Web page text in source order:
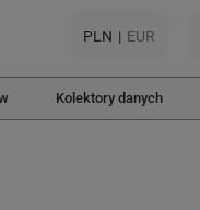
PLN EUR
Kolektory danych